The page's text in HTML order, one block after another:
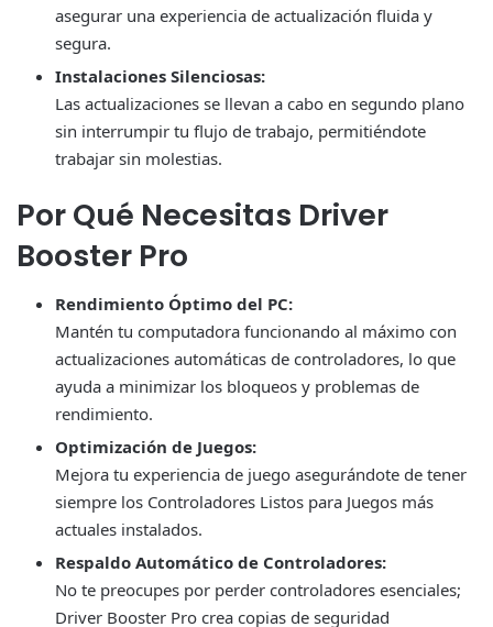
asegurar una experiencia de actualización fluida y
segura.
Instalaciones Silenciosas:
Las actualizaciones se llevan a cabo en segundo plano
sin interrumpir tu flujo de trabajo, permitiéndote
trabajar sin molestias.
Por Qué Necesitas Driver
Booster Pro
Rendimiento Óptimo del PC:
Mantén tu computadora funcionando al máximo con
actualizaciones automáticas de controladores, lo que
ayuda a minimizar los bloqueos y problemas de
rendimiento.
Optimización de Juegos:
Mejora tu experiencia de juego asegurándote de tener
siempre los Controladores Listos para Juegos más
actuales instalados.
Respaldo Automático de Controladores:
No te preocupes por perder controladores esenciales;
Driver Booster Pro crea copias de seguridad